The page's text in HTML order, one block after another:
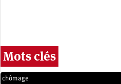
Mots clés
chômage